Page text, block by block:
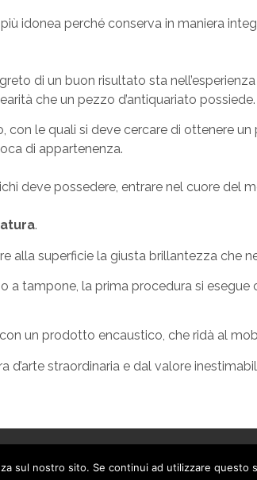
idonea perché conserva in maniera
di un buon risultato sta
che un pezzo d’antiquariato possiede.
le quali si deve cercare di ottenere
di appartenenza.
deve possedere, entrare nel cuore del
.
superficie la giusta brillantezza che
a tampone, la prima procedura si
un prodotto encaustico, che ridà al
d’arte straordinaria e dal valore
sul nostro sito. Se continui ad utilizzare questo